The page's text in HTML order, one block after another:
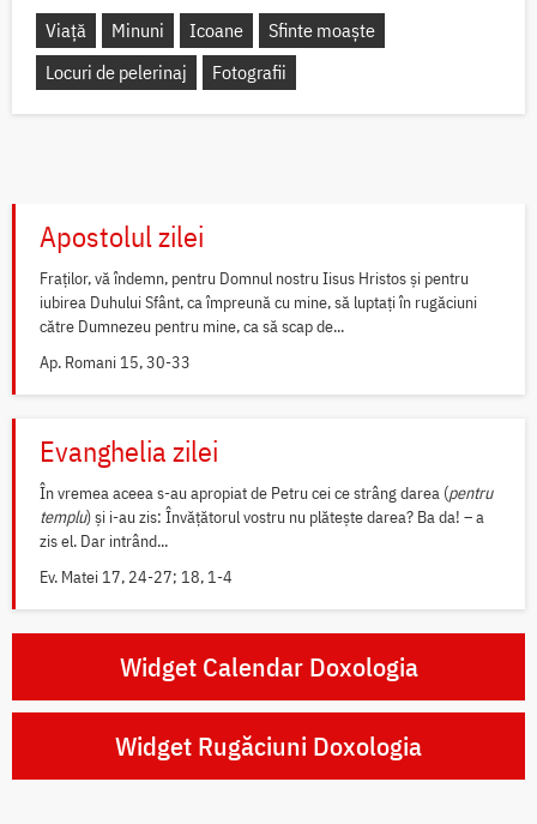
Viață Minuni Icoane
Sfinte moaște
Locuri de pelerinaj
Fotografii
Apostolul zilei
Fraților, vă îndemn, pentru Domnul nostru Iisus Hristos și pentru
iubirea Duhului Sfânt, ca împreună cu mine, să luptați în rugăciuni
către Dumnezeu pentru mine, ca să scap de...
Ap. Romani 15, 30-33
Evanghelia zilei
În vremea aceea s-au apropiat de Petru cei ce strâng darea (pentru
templu) și i-au zis: Învățătorul vostru nu plătește darea? Ba da! – a
zis el. Dar intrând...
Ev. Matei 17, 24-27; 18, 1-4
Widget Calendar Doxologia
Widget Rugăciuni Doxologia